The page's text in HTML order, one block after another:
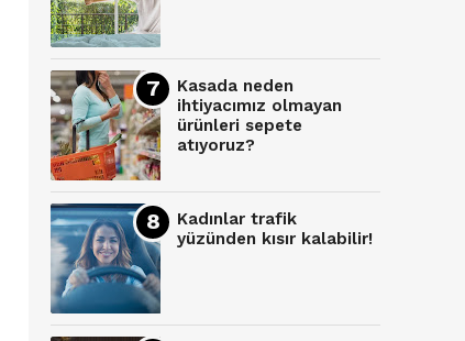
Kasada neden
ihtiyacımız olmayan
ürünleri sepete
atıyoruz?
Kadınlar trafik
yüzünden kısır kalabilir!